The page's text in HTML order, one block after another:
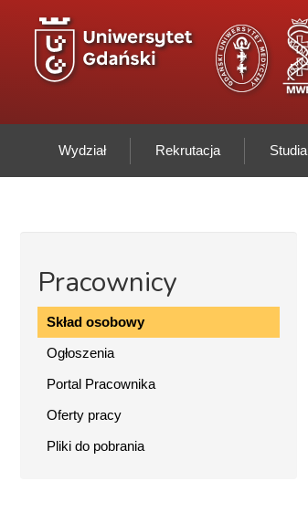
Wydział Rekrutacja Studia
Pracownicy
Skład osobowy
Ogłoszenia
Portal Pracownika
Oferty pracy
Pliki do pobrania